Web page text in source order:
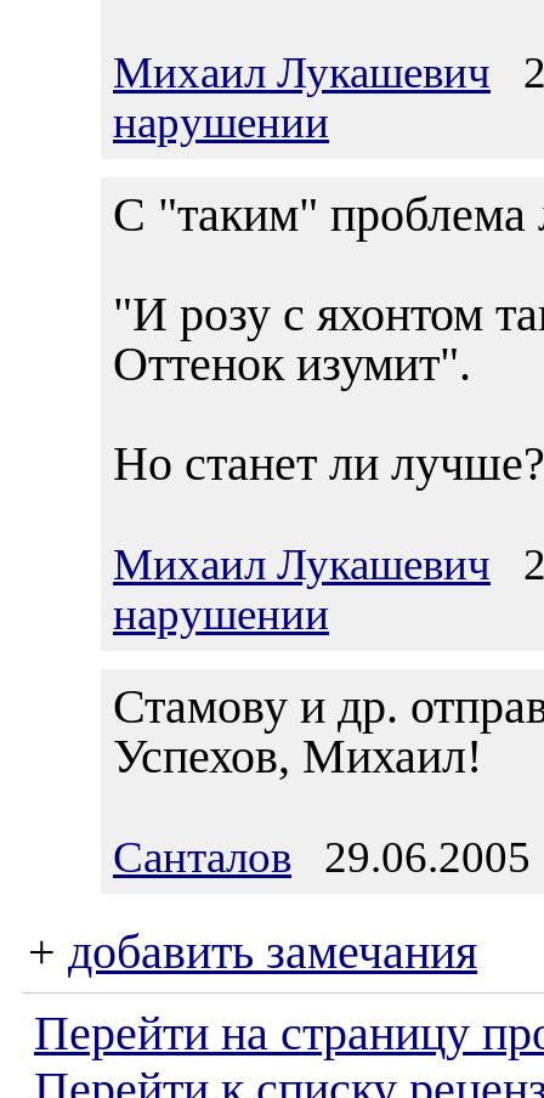
Михаил Лукашевич
нарушении
C "таким" проблема
"И розу с яхонтом
Оттенок изумит".
Но станет ли
Михаил Лукашевич
нарушении
Стамову и др.
Успехов, Михаил!
Санталов 29.06.2005
+ добавить замечания
Перейти на страницу